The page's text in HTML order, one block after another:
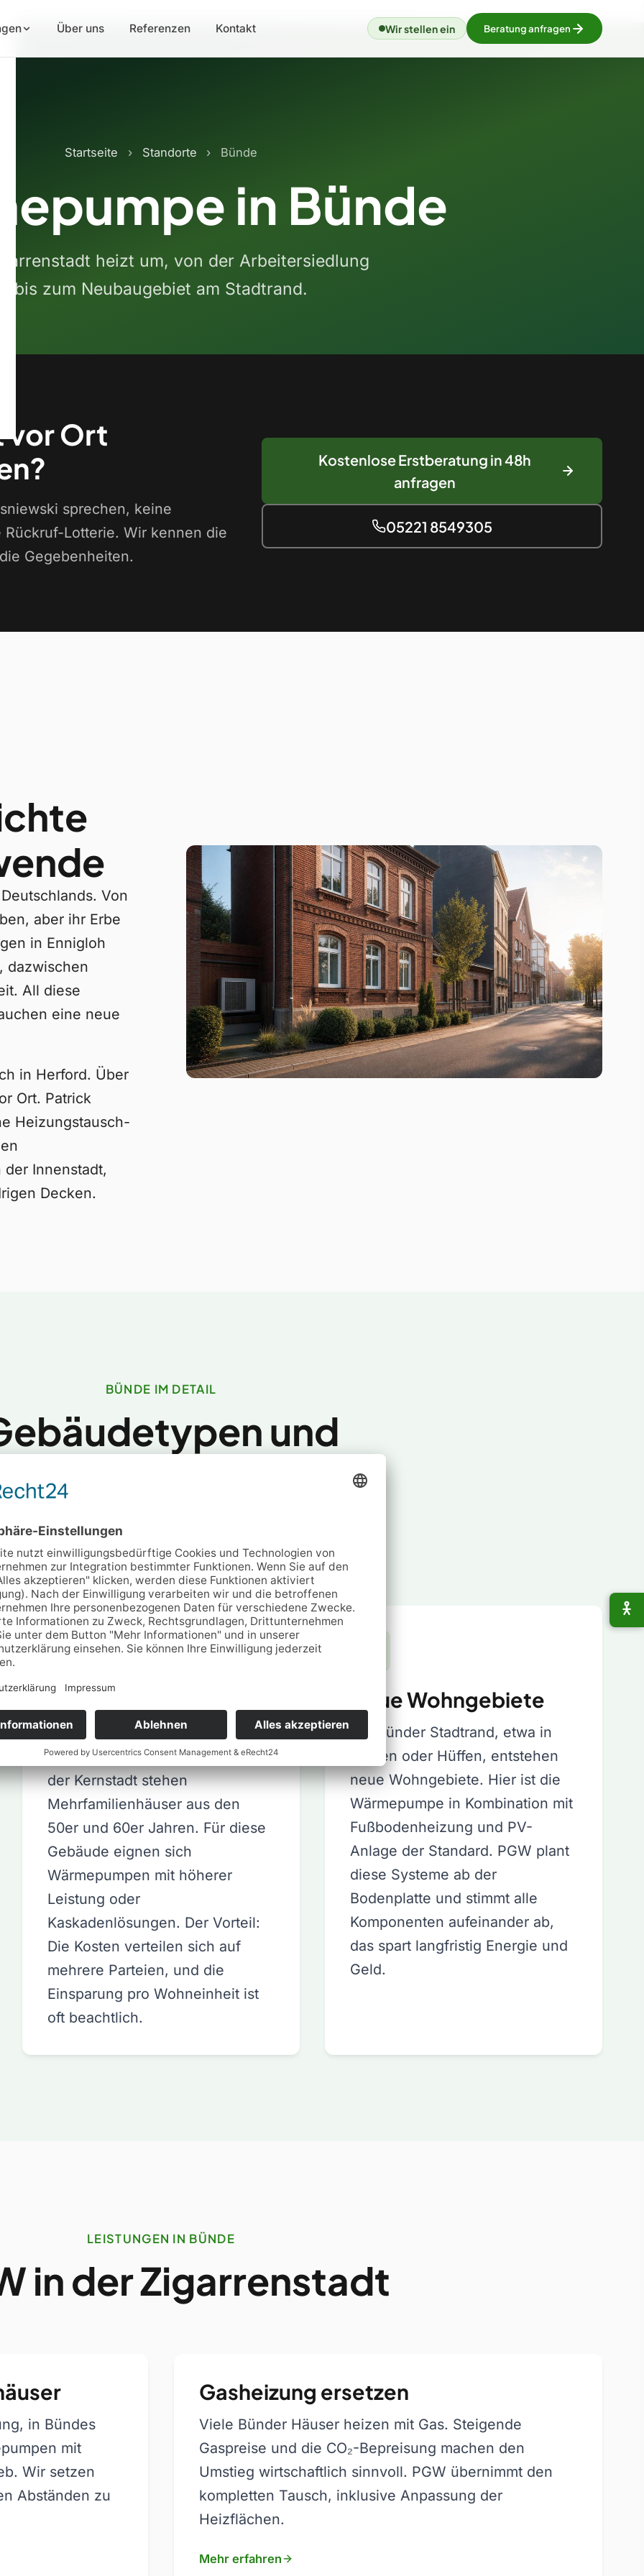
Über uns Referenzen Kontakt Wir stellen ein Beratung anfragen
Startseite › Standorte › Bünde
in Bünde
heizt um, von der Arbeitersiedlung
bis zum Neubaugebiet am Stadtrand.
vor Ort
sprechen, keine
Lotterie. Wir kennen die
Gegebenheiten.
Kostenlose Erstberatung in 48h
anfragen
05221 8549305
Von
aber ihr Erbe
in Ennigloh
dazwischen
All diese
eine neue
in Herford. Über
Ort. Patrick
Heizungstausch-
Innenstadt,
Decken.
BÜNDE IM DETAIL
und
wissen sollten
Nachkriegs-
Mehrfamilienhäuser
Entlang der Wasserbreite und in
der Kernstadt stehen
Mehrfamilienhäuser aus den
50er und 60er Jahren. Für diese
Gebäude eignen sich
Wärmepumpen mit höherer
Leistung oder
Kaskadenlösungen. Der Vorteil:
Die Kosten verteilen sich auf
mehrere Parteien, und die
Einsparung pro Wohneinheit ist
oft beachtlich.
Neue Wohngebiete
Am Bünder Stadtrand, etwa in
Holsen oder Hüffen, entstehen
neue Wohngebiete. Hier ist die
Wärmepumpe in Kombination mit
Fußbodenheizung und PV-
Anlage der Standard. PGW plant
diese Systeme ab der
Bodenplatte und stimmt alle
Komponenten aufeinander ab,
das spart langfristig Energie und
Geld.
LEISTUNGEN IN BÜNDE
in der Zigarrenstadt
in Bündes
mit
Wir setzen
Abständen zu
Gasheizung ersetzen
Viele Bünder Häuser heizen mit Gas. Steigende
Gaspreise und die CO₂-Bepreisung machen den
Umstieg wirtschaftlich sinnvoll. PGW übernimmt den
kompletten Tausch, inklusive Anpassung der
Heizflächen.
Mehr erfahren